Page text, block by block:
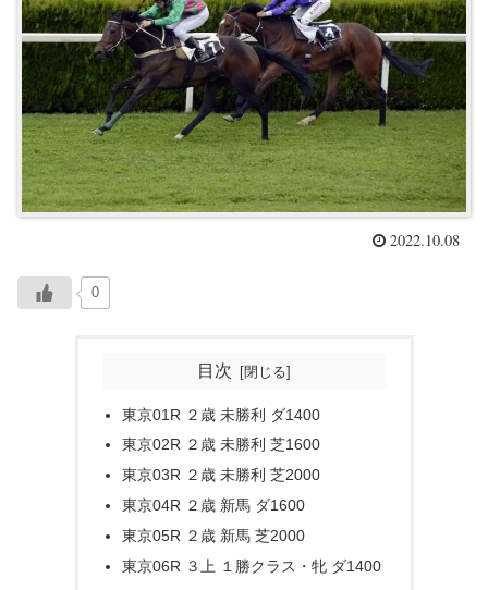
2022.10.08
0
目次
東京01R ２歳 未勝利 ダ1400
東京02R ２歳 未勝利 芝1600
東京03R ２歳 未勝利 芝2000
東京04R ２歳 新馬 ダ1600
東京05R ２歳 新馬 芝2000
東京06R ３上 １勝クラス・牝 ダ1400